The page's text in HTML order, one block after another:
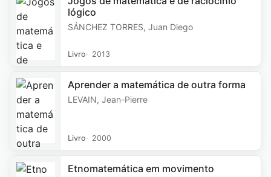
lógico
SÁNCHEZ TORRES, Juan Diego
Livro 2013
Aprender a matemática de outra forma
LEVAIN, Jean-Pierre
Livro 2000
Etnomatemática em movimento